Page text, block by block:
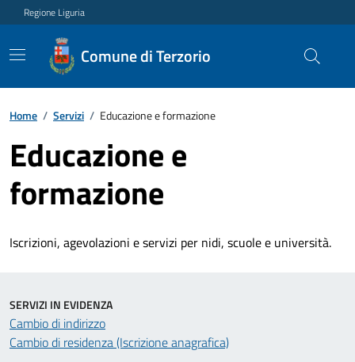
Regione Liguria
Comune di Terzorio
Home / Servizi / Educazione e formazione
Educazione e
formazione
Iscrizioni, agevolazioni e servizi per nidi, scuole e università.
SERVIZI IN EVIDENZA
Cambio di indirizzo
Cambio di residenza (Iscrizione anagrafica)